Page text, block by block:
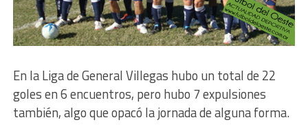
En la Liga de General Villegas hubo un total de 22
goles en 6 encuentros, pero hubo 7 expulsiones
también, algo que opacó la jornada de alguna forma.